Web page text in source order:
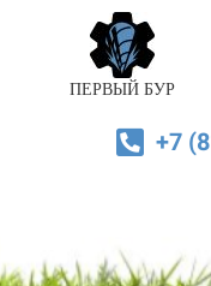
ПЕРВЫЙ БУР
+7